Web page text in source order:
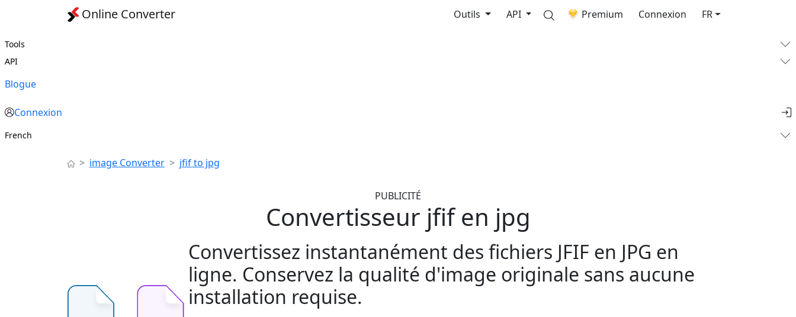
Online Converter Outils API Premium Connexion FR
Tools
API
Blogue
Connexion
French
image Converter jfif to jpg
PUBLICITÉ
Convertisseur jfif en jpg
Convertissez instantanément des fichiers JFIF en JPG en
ligne. Conservez la qualité d'image originale sans aucune
installation requise.